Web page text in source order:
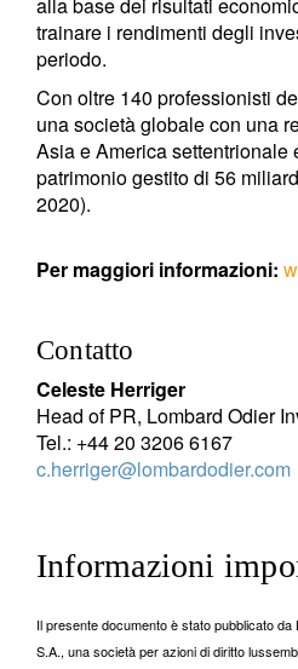
trainare i rendimenti degli
periodo.
Con oltre 140 professionisti
una società globale con una
Asia e America settentrionale
patrimonio gestito di 56
2020).
Per maggiori informazioni:
Contatto
Celeste Herriger
Head of PR, Lombard Odier
Tel.: +44 20 3206 6167
c.herriger@lombardodier.com
Informazioni
Il presente documento è stato pubblicato
S.A., una società per azioni di diritto